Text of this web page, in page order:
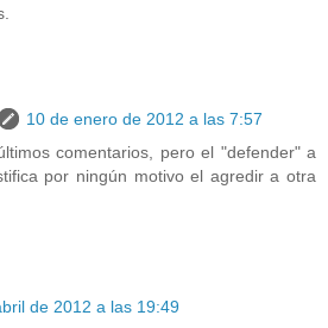
10 de enero de 2012 a las 7:57
comentarios, pero el "defender" a
por ningún motivo el agredir a otra
de 2012 a las 19:49